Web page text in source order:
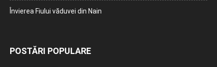
Învierea Fiului văduvei din Nain
POSTĂRI POPULARE